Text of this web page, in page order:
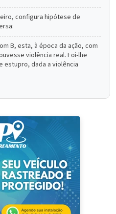
configura hipótese de
B, esta, à época da ação, com
violência real. Foi-lhe
estupro, dada a violência